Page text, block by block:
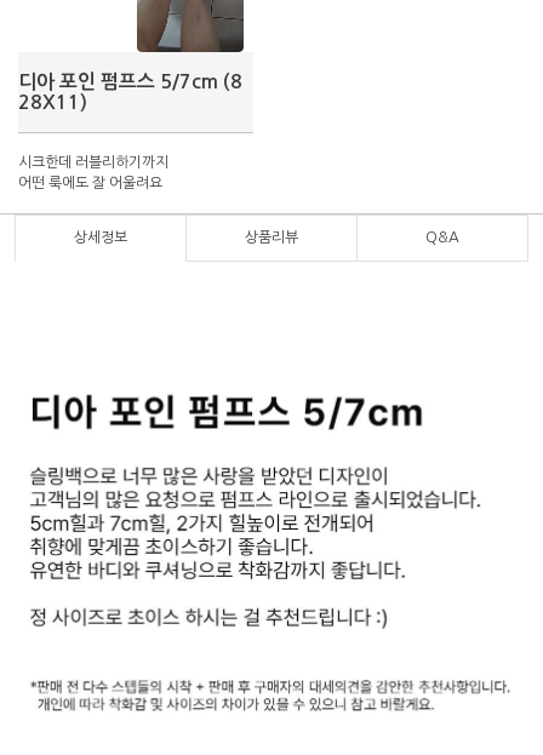
디아 포인 펌프스 5/7cm (8
28X11)
시크한데 러블리하기까지
어떤 룩에도 잘 어울려요
상세정보 상품리뷰 Q&A